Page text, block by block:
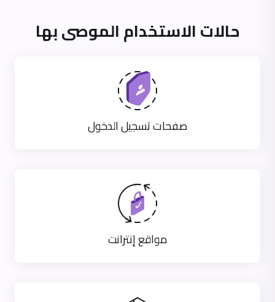
حالات الاستخدام الموصى بها
صفحات تسجيل الدخول
مواقع إنترانت